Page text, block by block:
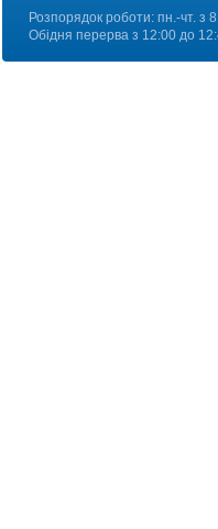
Розпорядок роботи: пн.-чт. з
Обідня перерва з 12:00 до